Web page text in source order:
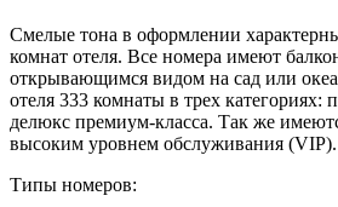
Смелые тона в оформлении
комнат отеля. Все номера имеют
открывающимся видом на сад или
отеля 333 комнаты в трех категориях:
делюкс премиум-класса. Так же
высоким уровнем обслуживания (VIP).
Типы номеров: